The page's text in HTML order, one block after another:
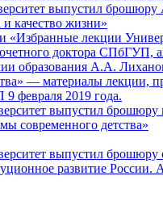
выпустил брошюру
качество жизни»
выпустил брошюру
современного детства»
выпустил брошюру
развитие России.